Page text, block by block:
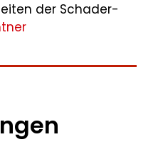
der Schader-